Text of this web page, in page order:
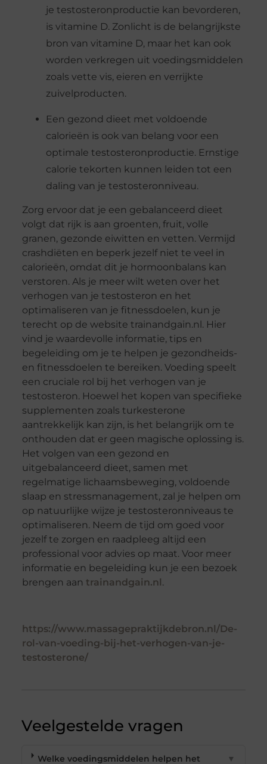
je testosteronproductie kan bevorderen,
is vitamine D. Zonlicht is de belangrijkste
bron van vitamine D, maar het kan ook
worden verkregen uit voedingsmiddelen
zoals vette vis, eieren en verrijkte
zuivelproducten.
Een gezond dieet met voldoende
calorieën is ook van belang voor een
optimale testosteronproductie. Ernstige
calorie tekorten kunnen leiden tot een
daling van je testosteronniveau.
Zorg ervoor dat je een gebalanceerd dieet
volgt dat rijk is aan groenten, fruit, volle
granen, gezonde eiwitten en vetten. Vermijd
crashdiëten en beperk jezelf niet te veel in
calorieën, omdat dit je hormoonbalans kan
verstoren. Als je meer wilt weten over het
verhogen van je testosteron en het
optimaliseren van je fitnessdoelen, kun je
terecht op de website trainandgain.nl. Hier
vind je waardevolle informatie, tips en
begeleiding om je te helpen je gezondheids-
en fitnessdoelen te bereiken. Voeding speelt
een cruciale rol bij het verhogen van je
testosteron. Hoewel het kopen van specifieke
supplementen zoals turkesterone
aantrekkelijk kan zijn, is het belangrijk om te
onthouden dat er geen magische oplossing is.
Het volgen van een gezond en
uitgebalanceerd dieet, samen met
regelmatige lichaamsbeweging, voldoende
slaap en stressmanagement, zal je helpen om
op natuurlijke wijze je testosteronniveaus te
optimaliseren. Neem de tijd om goed voor
jezelf te zorgen en raadpleeg altijd een
professional voor advies op maat. Voor meer
informatie en begeleiding kun je een bezoek
brengen aan trainandgain.nl.
https://www.massagepraktijkdebron.nl/De-
rol-van-voeding-bij-het-verhogen-van-je-
testosterone/
Veelgestelde vragen
Welke voedingsmiddelen helpen het ▼